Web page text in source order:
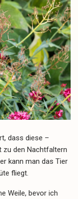
dass diese –
zu den Nachtfaltern
kann man das Tier
fliegt.
Weile, bevor ich